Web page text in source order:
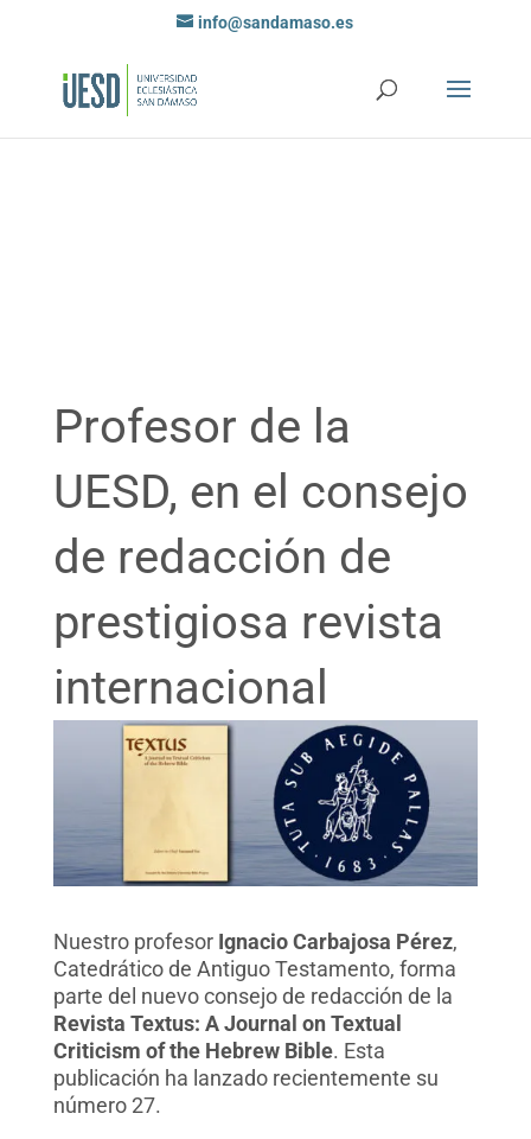
info@sandamaso.es
Profesor de la
UESD, en el consejo
de redacción de
prestigiosa revista
internacional
Nuestro profesor Ignacio Carbajosa Pérez,
Catedrático de Antiguo Testamento, forma
parte del nuevo consejo de redacción de la
Revista Textus: A Journal on Textual
Criticism of the Hebrew Bible. Esta
publicación ha lanzado recientemente su
número 27.